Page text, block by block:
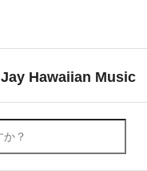
Jay Hawaiian Music